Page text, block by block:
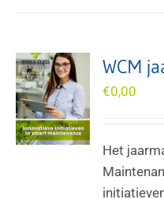
WCM
€0,00
Het